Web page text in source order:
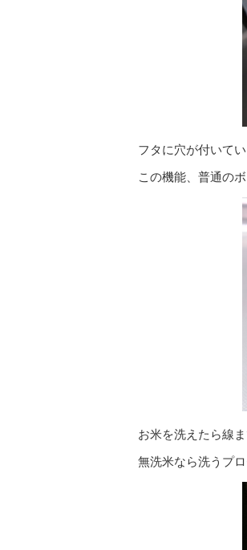
フタに穴が付いて
この機能、普通の
お米を洗えたら線
無洗米なら洗うプ